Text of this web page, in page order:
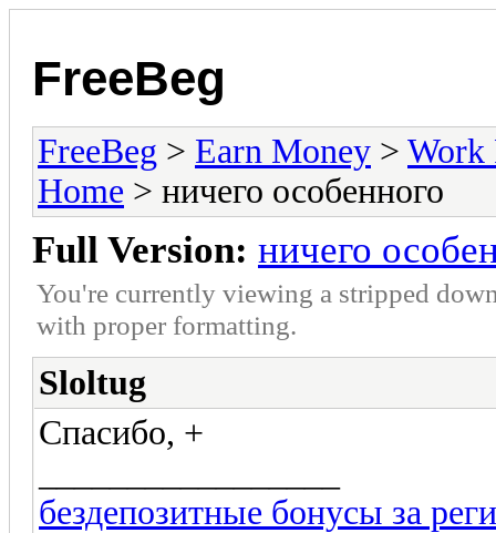
FreeBeg
FreeBeg > Earn Money > Work
Home > ничего особенного
Full Version: ничего
You're currently viewing a stripped
with proper formatting.
Sloltug
Спасибо, +
бездепозитные бонусы за